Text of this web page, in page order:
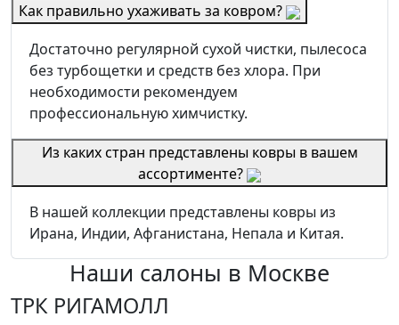
Как правильно ухаживать за ковром?
Достаточно регулярной сухой чистки, пылесоса
без турбощетки и средств без хлора. При
необходимости рекомендуем
профессиональную химчистку.
Из каких стран представлены ковры в вашем
ассортименте?
В нашей коллекции представлены ковры из
Ирана, Индии, Афганистана, Непала и Китая.
Наши салоны в Москве
ТРК РИГАМОЛЛ